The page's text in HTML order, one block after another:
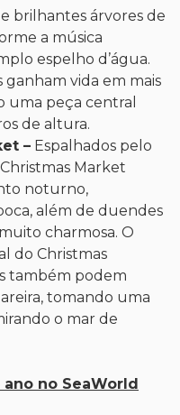
brilhantes árvores de
a música
espelho d’água.
vida em mais
uma peça central
de altura.
– Espalhados pelo
Market
noturno,
além de duendes
charmosa. O
do Christmas
também podem
tomando uma
o mar de
no SeaWorld